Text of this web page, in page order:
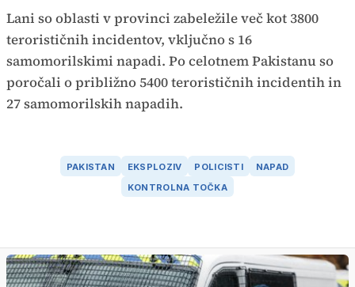
Lani so oblasti v provinci zabeležile več kot 3800
terorističnih incidentov, vključno s 16
samomorilskimi napadi. Po celotnem Pakistanu so
poročali o približno 5400 terorističnih incidentih in
27 samomorilskih napadih.
PAKISTAN EKSPLOZIV POLICISTI
NAPAD
KONTROLNA TOČKA